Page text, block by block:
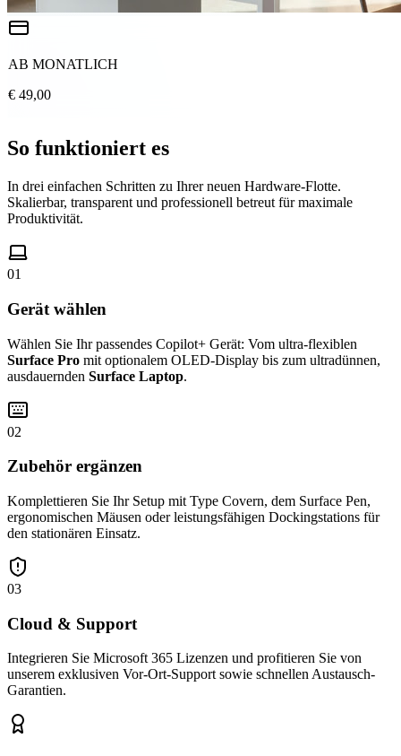
AB MONATLICH
€ 49,00
So funktioniert es
In drei einfachen Schritten zu Ihrer neuen Hardware-Flotte.
Skalierbar, transparent und professionell betreut für maximale
Produktivität.
01
Gerät wählen
Wählen Sie Ihr passendes Copilot+ Gerät: Vom ultra-flexiblen
Surface Pro mit optionalem OLED-Display bis zum ultradünnen,
ausdauernden Surface Laptop.
02
Zubehör ergänzen
Komplettieren Sie Ihr Setup mit Type Covern, dem Surface Pen,
ergonomischen Mäusen oder leistungsfähigen Dockingstations für
den stationären Einsatz.
03
Cloud & Support
Integrieren Sie Microsoft 365 Lizenzen und profitieren Sie von
unserem exklusiven Vor-Ort-Support sowie schnellen Austausch-
Garantien.